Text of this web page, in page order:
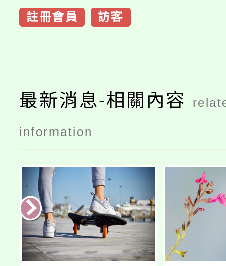
註冊會員 訪客
最新消息-相關內容
information